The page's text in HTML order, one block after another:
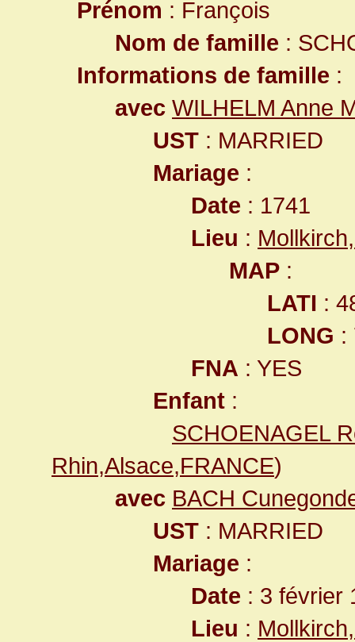
Prénom : François
Nom de famille :
Informations de famille :
avec WILHELM Anne
UST : MARRIED
Mariage :
Date : 1741
Lieu :
MAP :
LATI :
LONG :
FNA : YES
Enfant :
SCHOENAGEL
Rhin,Alsace,FRANCE)
avec BACH
UST : MARRIED
Mariage :
Date : 3 février
Lieu :